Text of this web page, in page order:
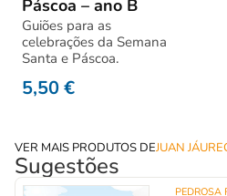
Páscoa – ano B
Guiões para as
celebrações da Semana
Santa e Páscoa.
5,50€
VER MAIS PRODUTOS DEJUAN
Sugestões
PEDROSA